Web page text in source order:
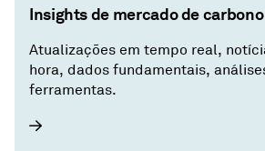
Insights de mercado de
Atualizações em tempo real,
hora, dados fundamentais,
ferramentas.